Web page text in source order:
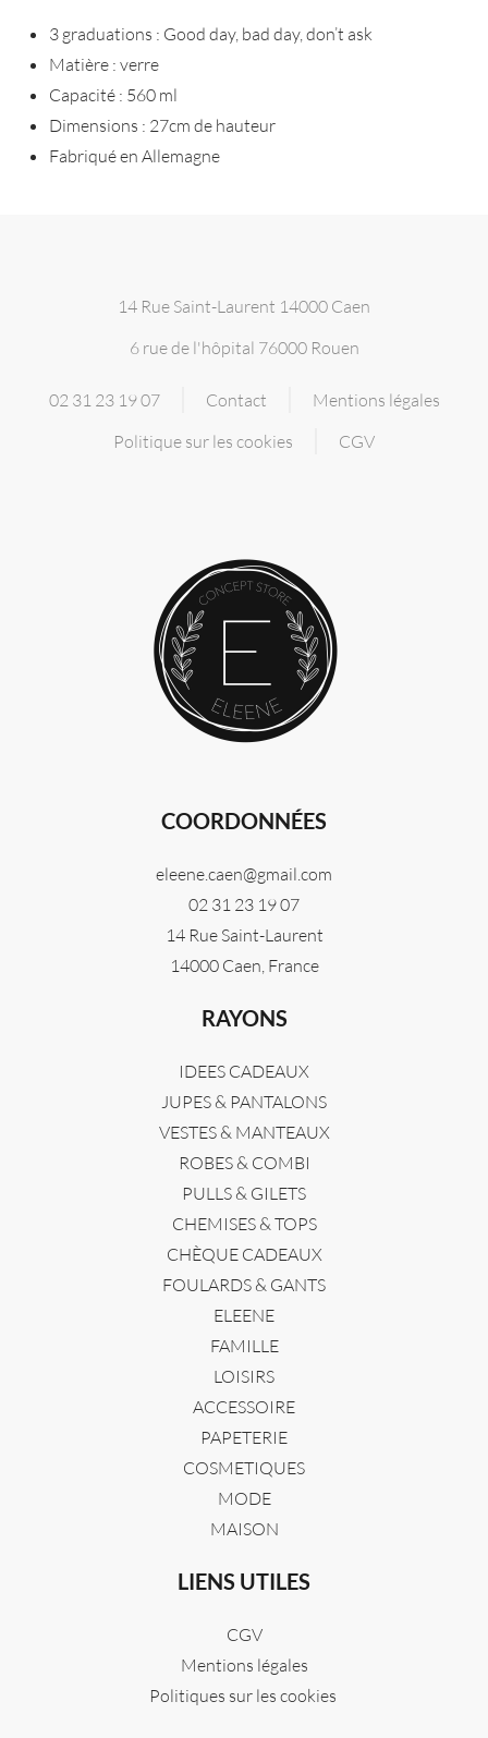
3 graduations : Good day, bad day, don’t ask
Matière : verre
Capacité : 560 ml
Dimensions : 27cm de hauteur
Fabriqué en Allemagne
14 Rue Saint-Laurent 14000 Caen
6 rue de l'hôpital 76000 Rouen
02 31 23 19 07 Contact
Mentions légales
Politique sur les cookies
CGV
COORDONNÉES
eleene.caen@gmail.com
02 31 23 19 07
14 Rue Saint-Laurent
14000 Caen, France
RAYONS
IDEES CADEAUX
JUPES & PANTALONS
VESTES & MANTEAUX
ROBES & COMBI
PULLS & GILETS
CHEMISES & TOPS
CHÈQUE CADEAUX
FOULARDS & GANTS
ELEENE
FAMILLE
LOISIRS
ACCESSOIRE
PAPETERIE
COSMETIQUES
MODE
MAISON
LIENS UTILES
CGV
Mentions légales
Politiques sur les cookies